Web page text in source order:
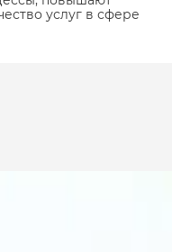
услуг в сфере